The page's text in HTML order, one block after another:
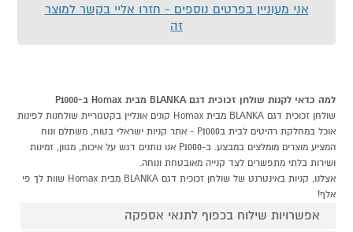
אני מעוניין בפרטים נוספים - חזרו אליי בקשר למוצר
זה
למה כדאי לקנות שולחן זכוכית דגם BLANKA מבית Homax ב-P1000
שולחן זכוכית דגם BLANKA מבית Homax קונים אונליין בקטגוריית שולחנות לפינות
אוכל במחלקת רהיטים לבית בP1000 - אתר קניות ישראלי בטוח, משתלם ונוח
המציע מוצרים מומלצים במבצע. ב-P1000 אנו נותנים דגש על איכות, מגוון, זמינות
ושירות בלתי מתפשרים לצד קנייה מאובטחת ונוחה.
אצלנו, קניות באינטרנט של שולחן זכוכית דגם BLANKA מבית Homax שוות לך פי
אלף!
אפשרויות שילוח בכפוף לתנאי אספקה